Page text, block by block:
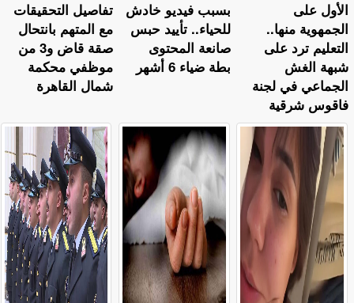
تفاصيل التحقيقات
مع المتهم بانتحال
صقة قاض و3 من
موظفي محكمة
شمال القاهرة
بسبب فيديو خادش
للحياء.. تأييد حبس
صانعة المحتوى
بطة ضياء 6 أشهر
الأول على
الجمهوية منها..
التعليم ترد على
شبهة الغش
الجماعي في لجنة
فاقوس شرقية